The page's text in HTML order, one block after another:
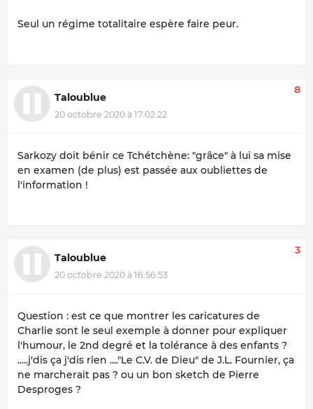
Seul un régime totalitaire espère faire peur.
Taloublue
20 octobre 2020 à 17:02:22
8
Sarkozy doit bénir ce Tchétchène: "grâce" à lui sa mise
en examen (de plus) est passée aux oubliettes de
l'information !
Taloublue
20 octobre 2020 à 16:56:53
3
Question : est ce que montrer les caricatures de
Charlie sont le seul exemple à donner pour expliquer
l'humour, le 2nd degré et la tolérance à des enfants ?
.....j'dis ça j'dis rien ...."Le C.V. de Dieu" de J.L. Fournier, ça
ne marcherait pas ? ou un bon sketch de Pierre
Desproges ?